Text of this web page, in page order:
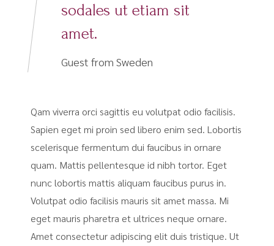
sodales ut etiam sit
amet.
Guest from Sweden
Qam viverra orci sagittis eu volutpat odio facilisis.
Sapien eget mi proin sed libero enim sed. Lobortis
scelerisque fermentum dui faucibus in ornare
quam. Mattis pellentesque id nibh tortor. Eget
nunc lobortis mattis aliquam faucibus purus in.
Volutpat odio facilisis mauris sit amet massa. Mi
eget mauris pharetra et ultrices neque ornare.
Amet consectetur adipiscing elit duis tristique. Ut